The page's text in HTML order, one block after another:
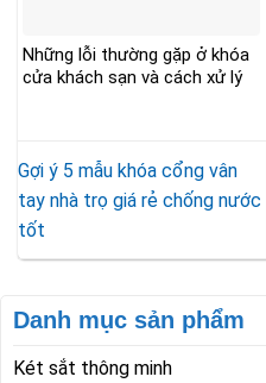
Những lỗi thường gặp ở khóa
cửa khách sạn và cách xử lý
Gợi ý 5 mẫu khóa cổng vân
tay nhà trọ giá rẻ chống nước
tốt
Danh mục sản phẩm
Két sắt thông minh